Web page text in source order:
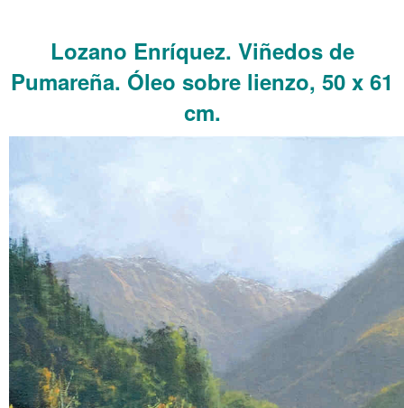
Lozano Enríquez. Viñedos de
Pumareña. Óleo sobre lienzo, 50 x 61
cm.